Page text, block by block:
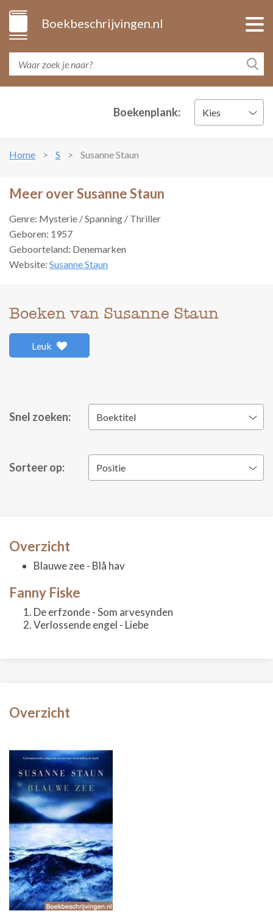
Boekbeschrijvingen.nl
Boekenplank: Kies
Home S Susanne Staun
Meer over Susanne Staun
Genre: Mysterie / Spanning / Thriller
Geboren: 1957
Geboorteland: Denemarken
Website: Susanne Staun
Boeken van Susanne Staun
Leuk
Snel zoeken: Boektitel
Sorteer op: Positie
Overzicht
Blauwe zee - Blå hav
Fanny Fiske
De erfzonde - Som arvesynden
Verlossende engel - Liebe
Overzicht